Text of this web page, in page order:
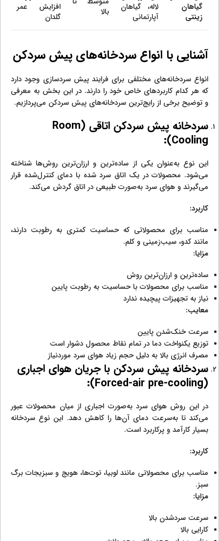
گیاهان
زینتی
لاله، گیاهان
آپارتمانی
بالا
افزایش عمر
گلدان
آشنایی با انواع سردخانه‌های پیش سردکن
انواع سردخانه‌های مختلفی برای فرایند پیش سردسازی وجود دارد
که هر کدام کاربردهای خاص خود را دارند. در این بخش به معرفی
و توضیح برخی از رایج‌ترین سردخانه‌های پیش سردکن می‌پردازیم.
سردخانه پیش سردکن اتاقی (Room
Cooling
):
این نوع به‌عنوان یکی از ساده‌ترین و ارزان‌ترین روش‌ها شناخته
می‌شود. محصولات در یک اتاق سرد شده با دمای کنترل‌شده قرار
می‌گیرند و هوای سرد به‌صورت طبیعی در اتاق گردش می‌کند.
کاربرد:
مناسب برای محصولاتی که حساسیت کمتری به رطوبت دارند،
مانند کدو، سیب‌زمینی و کلم.
مزایا:
ساده‌ترین و ارزان‌ترین روش
مناسب برای محصولات با حساسیت به رطوبت پایین
نیاز به تجهیزات پیچیده ندارد
معایب:
سرعت خنک‌شدن پایین
توزیع یکنواخت دما در تمام نقاط محصول دشوار است
مصرف انرژی بالا به دلیل حجم زیاد هوای سرد موردنیاز
سردخانه پیش سردکن با جریان هوای اجباری
(
Forced-air pre-cooling
):
در این روش هوای سرد به‌صورت اجباری از میان محصولات عبور
می‌کند تا به‌سرعت دمای آن‌ها را کاهش دهد. این نوع سردخانه
بسیار کارآمد و پرکاربرد است.
کاربرد:
مناسب برای محصولاتی مانند لوبیا، توت‌ها، هویج و سبزیجات برگ
سبز.
مزایا:
سرعت سردشدن بالا
کارایی بالا